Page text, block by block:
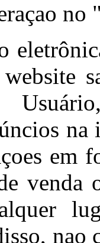
website
na
em
venda
nao